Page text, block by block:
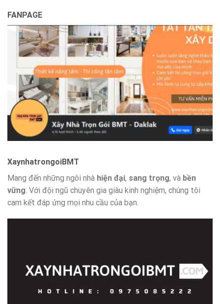
FANPAGE
XaynhatrongoiBMT
Mang đến những ngôi nhà hiện đại, sang trọng, và bền
vững . Với đội ngũ chuyên gia giàu kinh nghiệm, chúng tôi
cam kết đáp ứng mọi nhu cầu của bạn.